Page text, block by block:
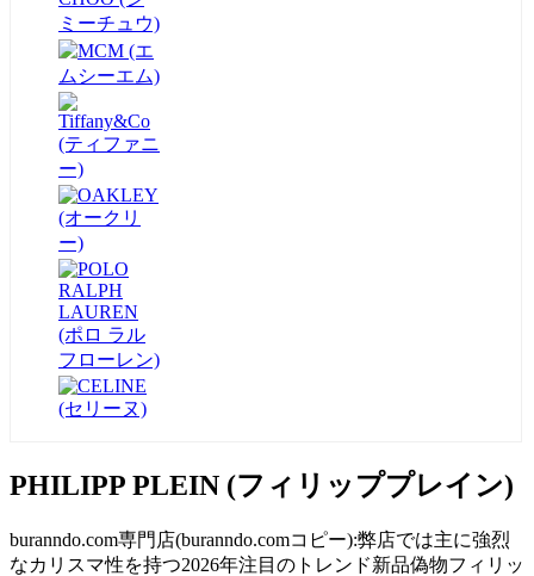
PHILIPP PLEIN (フィリッププレイン)
buranndo.com専門店(buranndo.comコピー):弊店では主に強烈
なカリスマ性を持つ2026年注目のトレンド新品偽物フィリッ